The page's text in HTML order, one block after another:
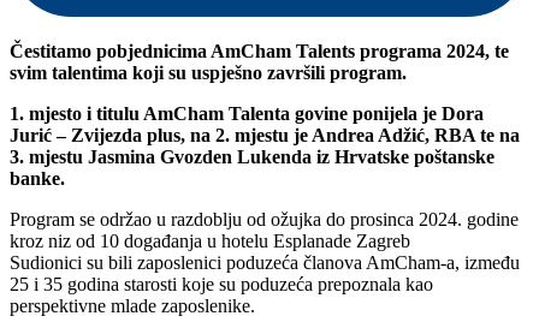
Čestitamo pobjednicima AmCham Talents programa 2024, te
svim talentima koji su uspješno završili program.
1. mjesto i titulu AmCham Talenta govine ponijela je Dora
Jurić – Zvijezda plus, na 2. mjestu je Andrea Adžić, RBA te na
3. mjestu Jasmina Gvozden Lukenda iz Hrvatske poštanske
banke.
Program se održao u razdoblju od ožujka do prosinca 2024. godine
kroz niz od 10 događanja u hotelu Esplanade Zagreb
Sudionici su bili zaposlenici poduzeća članova AmCham-a, između
25 i 35 godina starosti koje su poduzeća prepoznala kao
perspektivne mlade zaposlenike.